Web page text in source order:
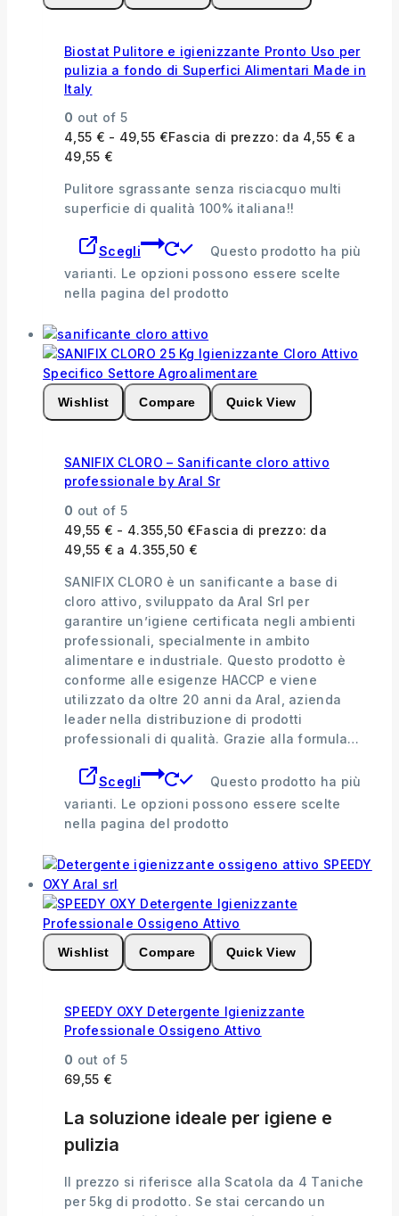
Biostat Pulitore e igienizzante Pronto Uso per
pulizia a fondo di Superfici Alimentari Made in
Italy
0 out of 5
4,55 € - 49,55 €Fascia di prezzo: da 4,55 € a
49,55 €
Pulitore sgrassante senza risciacquo multi
superficie di qualità 100% italiana!!
Scegli
Questo prodotto ha più
varianti. Le opzioni possono essere scelte
nella pagina del prodotto
Wishlist Compare Quick View
SANIFIX CLORO – Sanificante cloro attivo
professionale by Aral Sr
0 out of 5
49,55 € - 4.355,50 €Fascia di prezzo: da
49,55 € a 4.355,50 €
SANIFIX CLORO è un sanificante a base di
cloro attivo, sviluppato da Aral Srl per
garantire un’igiene certificata negli ambienti
professionali, specialmente in ambito
alimentare e industriale. Questo prodotto è
conforme alle esigenze HACCP e viene
utilizzato da oltre 20 anni da Aral, azienda
leader nella distribuzione di prodotti
professionali di qualità. Grazie alla formula…
Scegli
Questo prodotto ha più
varianti. Le opzioni possono essere scelte
nella pagina del prodotto
Wishlist Compare Quick View
SPEEDY OXY Detergente Igienizzante
Professionale Ossigeno Attivo
0 out of 5
69,55 €
La soluzione ideale per igiene e
pulizia
Il prezzo si riferisce alla Scatola da 4 Taniche
per 5kg di prodotto. Se stai cercando un